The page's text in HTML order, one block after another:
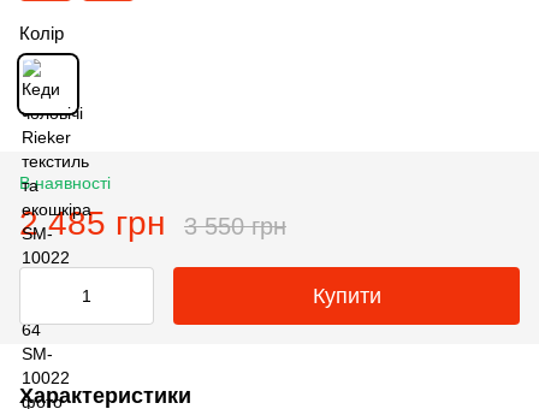
Колір
В наявності
2 485 грн 3 550 грн
Купити
Характеристики